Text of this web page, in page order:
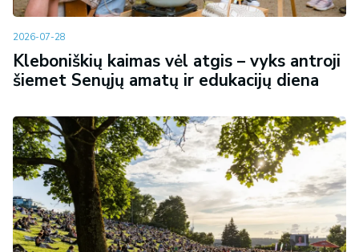
2026-07-28
Kleboniškių kaimas vėl atgis – vyks antroji
šiemet Senųjų amatų ir edukacijų diena